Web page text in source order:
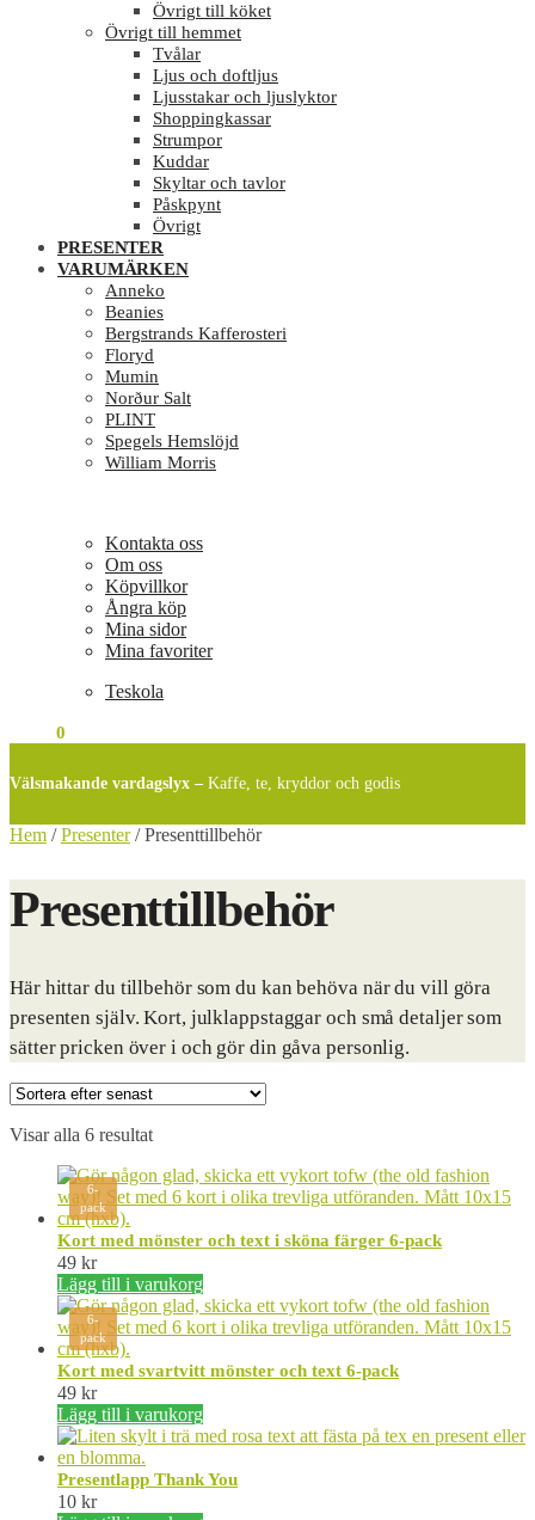
Övrigt till köket
Övrigt till hemmet
Tvålar
Ljus och doftljus
Ljusstakar och ljuslyktor
Shoppingkassar
Strumpor
Kuddar
Skyltar och tavlor
Påskpynt
Övrigt
PRESENTER
VARUMÄRKEN
Anneko
Beanies
Bergstrands Kafferosteri
Floryd
Mumin
Norður Salt
PLINT
Spegels Hemslöjd
William Morris
Kontakta oss
Om oss
Köpvillkor
Ångra köp
Mina sidor
Mina favoriter
Teskola
0
Välsmakande vardagslyx – Kaffe, te, kryddor och godis
Hem /Presenter/Presenttillbehör
Presenttillbehör
Här hittar du tillbehör som du kan behöva när du vill göra
presenten själv. Kort, julklappstaggar och små detaljer som
sätter pricken över i och gör din gåva personlig.
Visar alla 6 resultatSortera
senaste
6-
pack
Kort med mönster och text i sköna färger 6-pack
49 kr
Lägg till i varukorg
6-
pack
Kort med svartvitt mönster och text 6-pack
49 kr
Lägg till i varukorg
Presentlapp Thank You
10 kr